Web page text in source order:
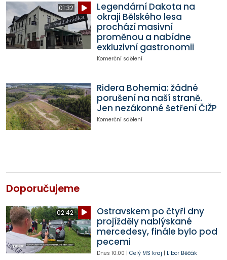
01:32
Legendární Dakota na
okraji Bělského lesa
prochází masivní
proměnou a nabídne
exkluzivní gastronomii
Komerční sdělení
Ridera Bohemia: žádné
porušení na naší straně.
Jen nezákonné šetření ČIŽP
Komerční sdělení
Doporučujeme
02:42
Ostravskem po čtyři dny
projížděly nablýskané
mercedesy, finále bylo pod
pecemi
Dnes 10:00 | Celý MS kraj | Libor Běčák